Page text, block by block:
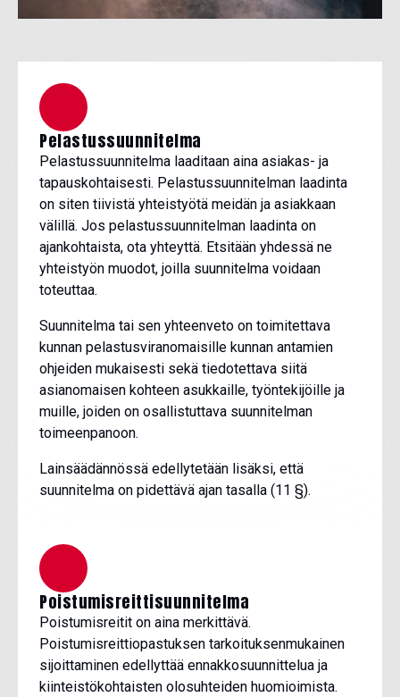
Pelastussuunnitelma
Pelastussuunnitelma laaditaan aina asiakas- ja
tapauskohtaisesti. Pelastussuunnitelman laadinta
on siten tiivistä yhteistyötä meidän ja asiakkaan
välillä. Jos pelastussuunnitelman laadinta on
ajankohtaista, ota yhteyttä. Etsitään yhdessä ne
yhteistyön muodot, joilla suunnitelma voidaan
toteuttaa.
Suunnitelma tai sen yhteenveto on toimitettava
kunnan pelastusviranomaisille kunnan antamien
ohjeiden mukaisesti sekä tiedotettava siitä
asianomaisen kohteen asukkaille, työntekijöille ja
muille, joiden on osallistuttava suunnitelman
toimeenpanoon.
Lainsäädännössä edellytetään lisäksi, että
suunnitelma on pidettävä ajan tasalla (11 §).
Poistumisreittisuunnitelma
Poistumisreitit on aina merkittävä.
Poistumisreittiopastuksen tarkoituksenmukainen
sijoittaminen edellyttää ennakkosuunnittelua ja
kiinteistökohtaisten olosuhteiden huomioimista.